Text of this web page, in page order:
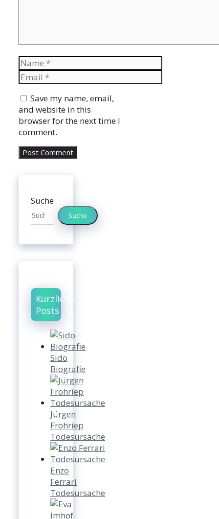
Name
Email
Save my name, email,
and website in this
browser for the next time I
comment.
Suche
Suche
Kürzliche
Posts
Sido
Biografie
Jürgen
Frohriep
Todesursache
Enzo
Ferrari
Todesursache